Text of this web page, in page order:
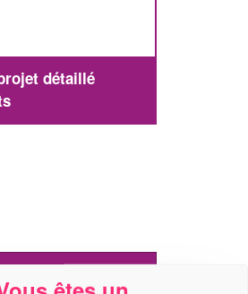
détaillé